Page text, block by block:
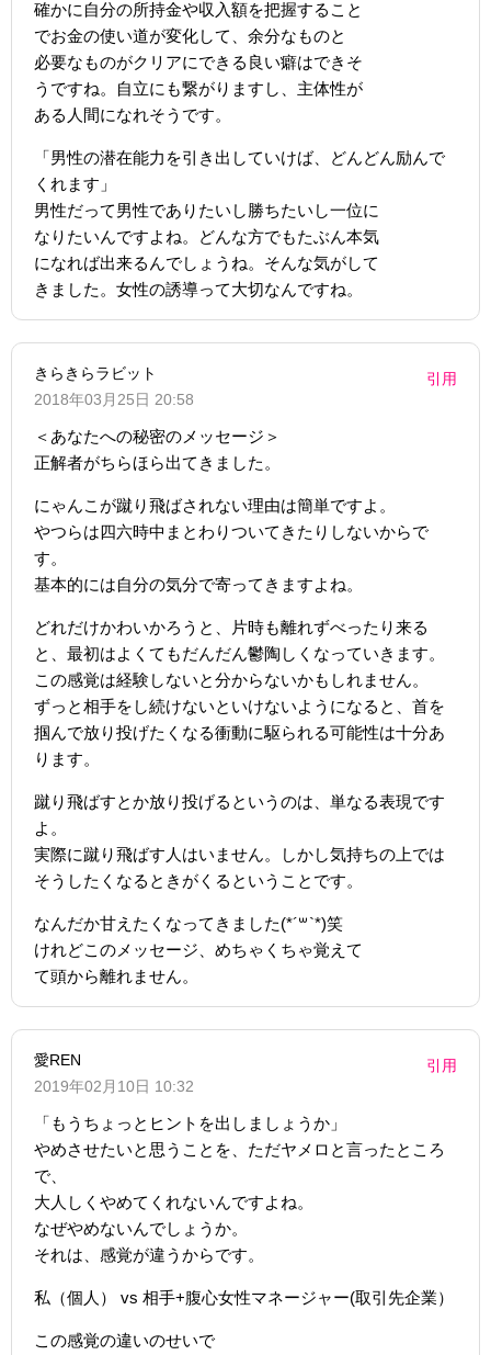
確かに自分の所持金や収入額を把握すること
でお金の使い道が変化して、余分なものと
必要なものがクリアにできる良い癖はできそ
うですね。自立にも繋がりますし、主体性が
ある人間になれそうです。
「男性の潜在能力を引き出していけば、どんどん励んで
くれます」
男性だって男性でありたいし勝ちたいし一位に
なりたいんですよね。どんな方でもたぶん本気
になれば出来るんでしょうね。そんな気がして
きました。女性の誘導って大切なんですね。
きらきらラビット
2018年03月25日 20:58
引用
＜あなたへの秘密のメッセージ＞
正解者がちらほら出てきました。
にゃんこが蹴り飛ばされない理由は簡単ですよ。
やつらは四六時中まとわりついてきたりしないからで
す。
基本的には自分の気分で寄ってきますよね。
どれだけかわいかろうと、片時も離れずべったり来る
と、最初はよくてもだんだん鬱陶しくなっていきます。
この感覚は経験しないと分からないかもしれません。
ずっと相手をし続けないといけないようになると、首を
掴んで放り投げたくなる衝動に駆られる可能性は十分あ
ります。
蹴り飛ばすとか放り投げるというのは、単なる表現です
よ。
実際に蹴り飛ばす人はいません。しかし気持ちの上では
そうしたくなるときがくるということです。
なんだか甘えたくなってきました(*´꒳`*)笑
けれどこのメッセージ、めちゃくちゃ覚えて
て頭から離れません。
愛REN
2019年02月10日 10:32
引用
「もうちょっとヒントを出しましょうか」
やめさせたいと思うことを、ただヤメロと言ったところ
で、
大人しくやめてくれないんですよね。
なぜやめないんでしょうか。
それは、感覚が違うからです。
私（個人） vs 相手+腹心女性マネージャー(取引先企業）
この感覚の違いのせいで